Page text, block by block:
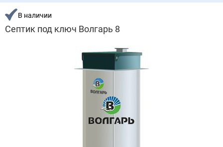
В наличии
Септик под ключ Волгарь 8